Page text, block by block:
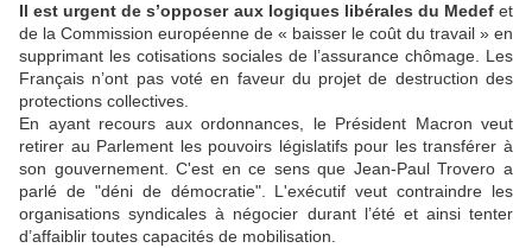
Il est urgent de s’opposer aux logiques libérales du Medef et
de la Commission européenne de « baisser le coût du travail » en
supprimant les cotisations sociales de l’assurance chômage. Les
Français n’ont pas voté en faveur du projet de destruction des
protections collectives.
En ayant recours aux ordonnances, le Président Macron veut
retirer au Parlement les pouvoirs législatifs pour les transférer à
son gouvernement. C'est en ce sens que Jean-Paul Trovero a
parlé de "déni de démocratie". L'exécutif veut contraindre les
organisations syndicales à négocier durant l’été et ainsi tenter
d’affaiblir toutes capacités de mobilisation.